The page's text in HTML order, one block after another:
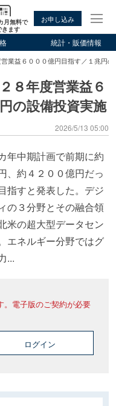
月無料で
きます
お申し込み
統計・販価情報
業益６０００億円目指す／１兆円
８年度営業益６
の設備投資実施
2026/5/13 05:00
年中期計画で前期に約
、約４２００億円だっ
指すと発表した。デジ
の３分野とその融合領
米の超大型データセン
エネルギー分野ではグ
...
。電子版のご契約が必要
ログイン